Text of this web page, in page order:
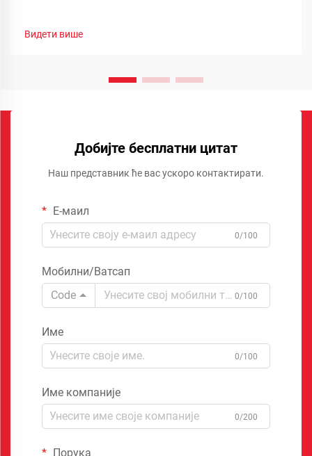
Видети више
Добијте бесплатни цитат
Наш представник ће вас ускоро контактирати.
Е-маил
0/100
Мобилни/Ватсап
Code
0/100
Име
0/100
Име компаније
0/200
Порука